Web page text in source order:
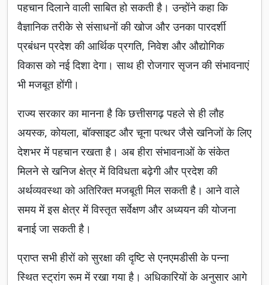
पहचान दिलाने वाली साबित हो सकती है। उन्होंने कहा कि
वैज्ञानिक तरीके से संसाधनों की खोज और उनका पारदर्शी
प्रबंधन प्रदेश की आर्थिक प्रगति, निवेश और औद्योगिक
विकास को नई दिशा देगा। साथ ही रोजगार सृजन की संभावनाएं
भी मजबूत होंगी।
राज्य सरकार का मानना है कि छत्तीसगढ़ पहले से ही लौह
अयस्क, कोयला, बॉक्साइट और चूना पत्थर जैसे खनिजों के लिए
देशभर में पहचान रखता है। अब हीरा संभावनाओं के संकेत
मिलने से खनिज क्षेत्र में विविधता बढ़ेगी और प्रदेश की
अर्थव्यवस्था को अतिरिक्त मजबूती मिल सकती है। आने वाले
समय में इस क्षेत्र में विस्तृत सर्वेक्षण और अध्ययन की योजना
बनाई जा सकती है।
प्राप्त सभी हीरों को सुरक्षा की दृष्टि से एनएमडीसी के पन्ना
स्थित स्ट्रांग रूम में रखा गया है। अधिकारियों के अनुसार आगे